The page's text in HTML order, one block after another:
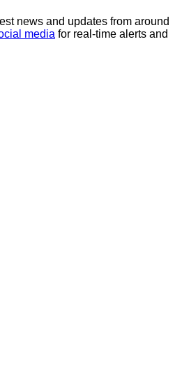
news and updates from around
media for real-time alerts and